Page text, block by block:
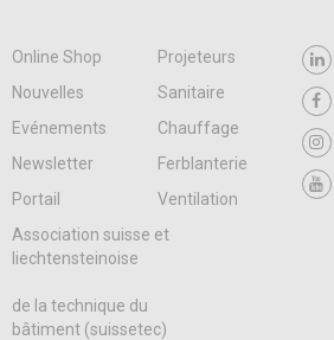
Online Shop
Projeteurs
Nouvelles
Sanitaire
Evénements
Chauffage
Newsletter
Ferblanterie
Portail
Ventilation
Association suisse et
liechtensteinoise
de la technique du
bâtiment (suissetec)